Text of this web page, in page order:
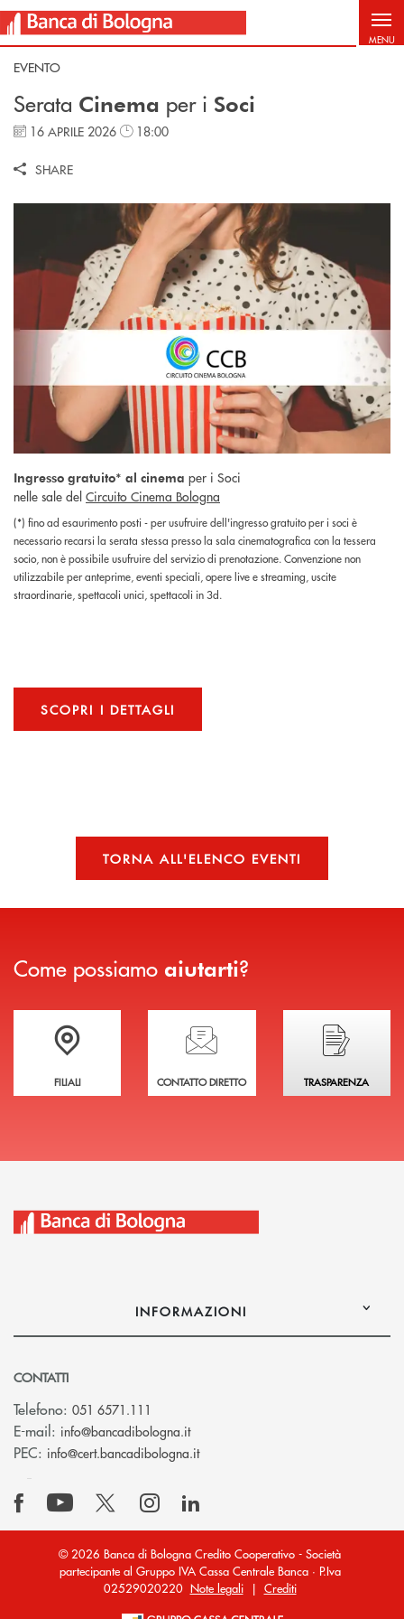
Salta al contenuto principale
MENU
EVENTO
Serata Cinema per i Soci
16 APRILE 2026 18:00
SHARE
Ingresso gratuito* al cinema per i Soci
nelle sale del Circuito Cinema Bologna
(*) fino ad esaurimento posti - per usufruire dell'ingresso gratuito per i soci è
necessario recarsi la serata stessa presso la sala cinematografica con la tessera
socio, non è possibile usufruire del servizio di prenotazione. Convenzione non
utilizzabile per anteprime, eventi speciali, opere live e streaming, uscite
straordinarie, spettacoli unici, spettacoli in 3d.
SCOPRI I DETTAGLI
TORNA ALL'ELENCO EVENTI
Come possiamo aiutarti?
Trova la filiale più vicina a te
FILIALI
Hai bisogno di assistenza immediata?
CONTATTO DIRETTO
Hai bisogno di
TRASPARENZA
INFORMAZIONI
CONTATTI
Telefono: 051 6571.111
E-mail: info@bancadibologna.it(si apre l’app di posta elettronica)
PEC: info@cert.bancadibologna.it(si apre l’app di posta
© 2026 Banca di Bologna Credito Cooperativo - Società
partecipante al Gruppo IVA Cassa Centrale Banca · P.Iva
02529020220 Note legali| Crediti